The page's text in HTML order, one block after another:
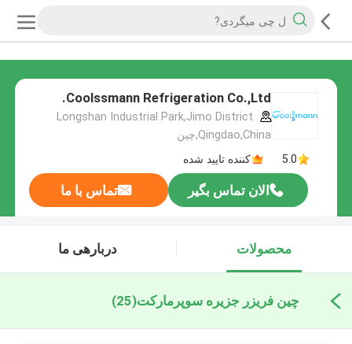
Coolssmann Refrigeration Co.,Ltd.
Longshan Industrial Park,Jimo District
Qingdao,China,چین
5.0
کننده تایید شده
الان تماس بگیر تماس با ما
محصولات دربارهی ما
چین فریزر جزیره سوپرمارکت(25)